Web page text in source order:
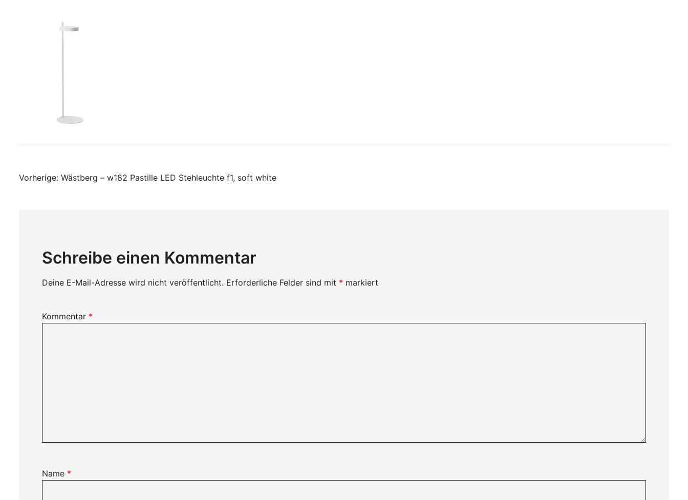
Beitragsnavigation
Vorherige: Wästberg – w182 Pastille LED Stehleuchte f1, soft white
Schreibe einen Kommentar
Deine E-Mail-Adresse wird nicht veröffentlicht. Erforderliche Felder sind mit * markiert
Kommentar *
Name *